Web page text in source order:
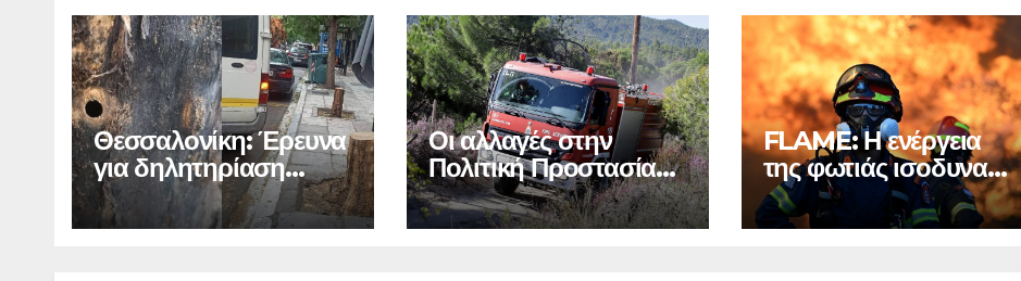
Θεσσαλονίκη: Έρευνα
για δηλητηρίαση
δέντρων στο κέντρο
Οι αλλαγές στην
Πολιτική Προστασία
και την Πυροσβεστική
FLAME: Η ενέργεια
της φωτιάς ισοδυναμεί
με 6 ατομικές βόμβες